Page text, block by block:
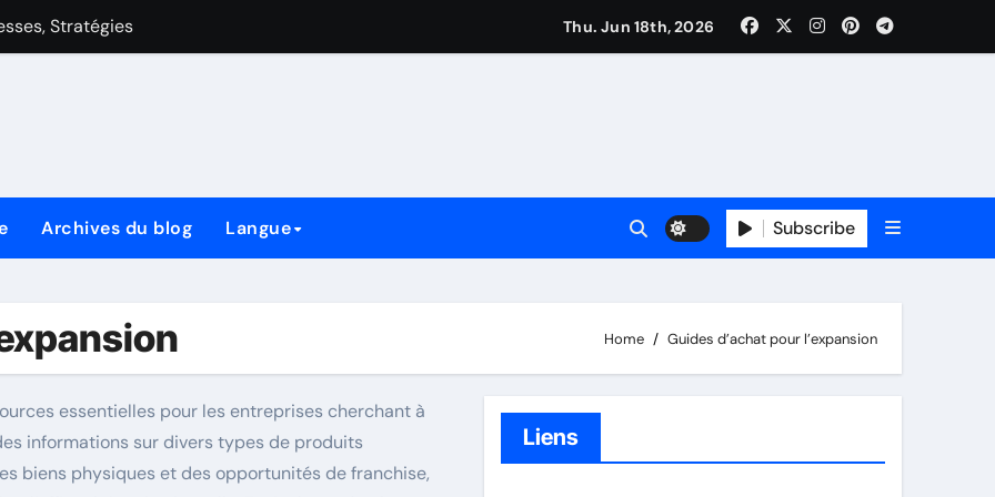
Stratégies
de Style de Jeu, Cartes Clés et Stratégies
Stratégies
Thu. Jun 18th, 2026
Archives du blog Langue Subscribe
Home Guides d’achat pour l’expansion
essentielles pour les entreprises cherchant à
informations sur divers types de produits
biens physiques et des opportunités de franchise,
Liens